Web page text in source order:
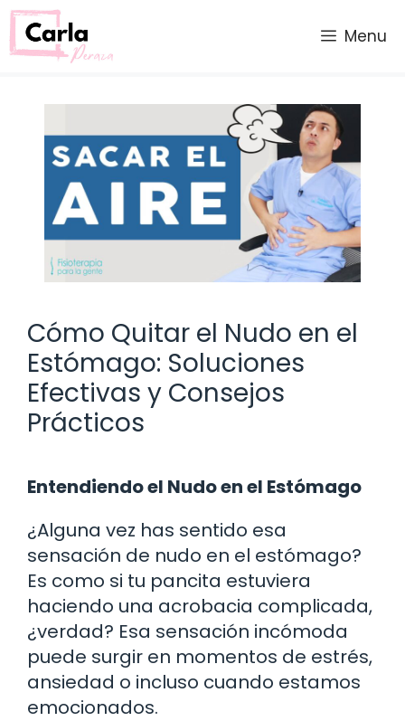
Saltar
al
contenido
Menu
Cómo Quitar el Nudo en el
Estómago: Soluciones
Efectivas y Consejos
Prácticos
Entendiendo el Nudo en el Estómago
¿Alguna vez has sentido esa
sensación de nudo en el estómago?
Es como si tu pancita estuviera
haciendo una acrobacia complicada,
¿verdad? Esa sensación incómoda
puede surgir en momentos de estrés,
ansiedad o incluso cuando estamos
emocionados.